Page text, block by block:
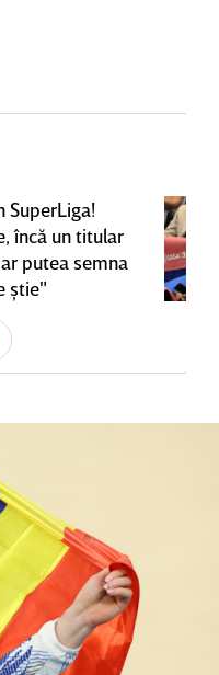
SuperLiga!
încă un titular
putea semna
ştie"